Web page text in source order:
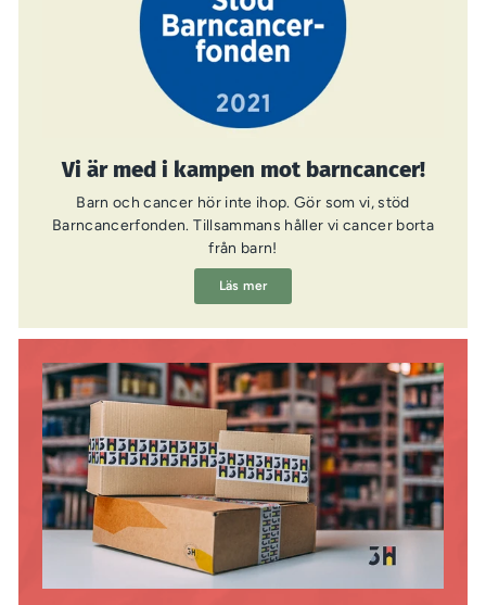
Vi är med i kampen mot barncancer!
Barn och cancer hör inte ihop. Gör som vi, stöd
Barncancerfonden. Tillsammans håller vi cancer borta
från barn!
Läs mer